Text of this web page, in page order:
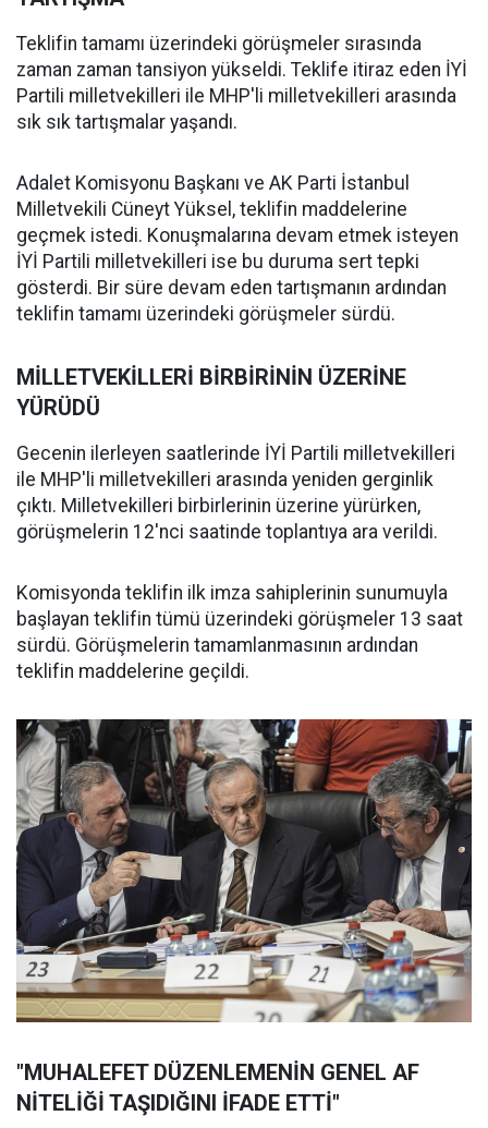
Teklifin tamamı üzerindeki görüşmeler sırasında
zaman zaman tansiyon yükseldi. Teklife itiraz eden İYİ
Partili milletvekilleri ile MHP'li milletvekilleri arasında
sık sık tartışmalar yaşandı.
Adalet Komisyonu Başkanı ve AK Parti İstanbul
Milletvekili Cüneyt Yüksel, teklifin maddelerine
geçmek istedi. Konuşmalarına devam etmek isteyen
İYİ Partili milletvekilleri ise bu duruma sert tepki
gösterdi. Bir süre devam eden tartışmanın ardından
teklifin tamamı üzerindeki görüşmeler sürdü.
MİLLETVEKİLLERİ BİRBİRİNİN ÜZERİNE
YÜRÜDÜ
Gecenin ilerleyen saatlerinde İYİ Partili milletvekilleri
ile MHP'li milletvekilleri arasında yeniden gerginlik
çıktı. Milletvekilleri birbirlerinin üzerine yürürken,
görüşmelerin 12'nci saatinde toplantıya ara verildi.
Komisyonda teklifin ilk imza sahiplerinin sunumuyla
başlayan teklifin tümü üzerindeki görüşmeler 13 saat
sürdü. Görüşmelerin tamamlanmasının ardından
teklifin maddelerine geçildi.
"MUHALEFET DÜZENLEMENİN GENEL AF
NİTELİĞİ TAŞIDIĞINI İFADE ETTİ"